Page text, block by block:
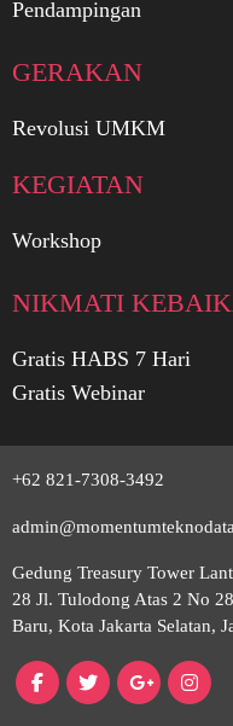
Pendampingan
GERAKAN
Revolusi UMKM
KEGIATAN
Workshop
NIKMATI
Gratis HABS 7 Hari
Gratis Webinar
+62 821-7308-3492
Gedung Treasury Tower
28 Jl. Tulodong Atas 2 No
Baru, Kota Jakarta Selatan,